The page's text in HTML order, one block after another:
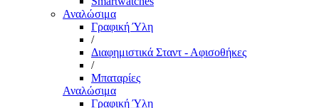
Αναλώσιμα
Γραφική Ύλη
/
Διαφημιστικά Σταντ - Αφισοθήκες
/
Μπαταρίες
Αναλώσιμα
Γραφική Ύλη